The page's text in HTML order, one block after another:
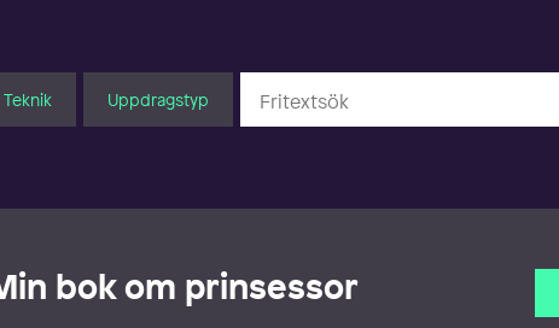
Teknik Uppdragstyp
bok om prinsessor